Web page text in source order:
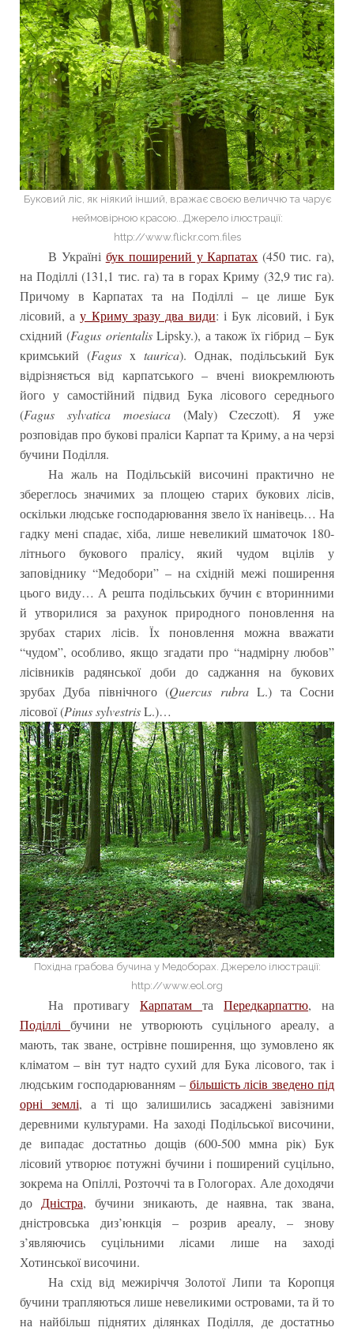
Буковий ліс, як ніякий інший, вражає своєю величчю та чарує
неймовірною красою...Джерело ілюстрації:
http://www.flickr.com.files
В Україні бук поширений у Карпатах (450 тис. га),
на Поділлі (131,1 тис. га) та в горах Криму (32,9 тис га).
Причому в Карпатах та на Поділлі – це лише Бук
лісовий, ау Криму зразу два види: і Бук лісовий, і Бук
східний (Fagus orientalisLipsky.), а також їх гібрид – Бук
кримський (Fagusx taurica). Однак, подільський Бук
відрізняється від карпатського – вчені виокремлюють
його у самостійний підвид Бука лісового середнього
(Fagus sylvatica moesiaca(Maly) Czeсzott). Я уже
розповідав про букові праліси Карпат та Криму, а на черзі
бучини Поділля.
На жаль на Подільській височині практично не
збереглось значимих за площею старих букових лісів,
оскільки людське господарювання звело їх нанівець… На
гадку мені спадає, хіба, лише невеликий шматочок 180-
літнього букового пралісу, який чудом вцілів у
заповіднику “Медобори” – на східній межі поширення
цього виду… А решта подільських бучин є вторинними
й утворилися за рахунок природного поновлення на
зрубах старих лісів. Їх поновлення можна вважати
“чудом”, особливо, якщо згадати про “надмірну любов”
лісівників радянської доби до саджання на букових
зрубах Дуба північного (Quercus rubraL.) та Сосни
лісової (Pinus sylvestrisL.)…
Похідна грабова бучина у Медоборах. Джерело ілюстрації:
http://www.eol.org
На противагу КарпатамтаПередкарпаттю, на
Поділлі бучини не утворюють суцільного ареалу, а
мають, так зване, острівне поширення, що зумовлено як
кліматом – він тут надто сухий для Бука лісового, так і
людським господарюванням – більшість лісів зведено під
орні землі, а ті що залишились засаджені завізними
деревними культурами. На заході Подільської височини,
де випадає достатньо дощів (600-500 ммна рік) Бук
лісовий утворює потужні бучини і поширений суцільно,
зокрема на Опіллі, Розточчі та в Гологорах. Але доходячи
до Дністра, бучини зникають, де наявна, так звана,
дністровська диз’юнкція – розрив ареалу, – знову
з’являючись суцільними лісами лише на заході
Хотинської височини.
На схід від межиріччя Золотої Липи та Коропця
бучини трапляються лише невеликими островами, та й то
на найбільш піднятих ділянках Поділля, де достатньо